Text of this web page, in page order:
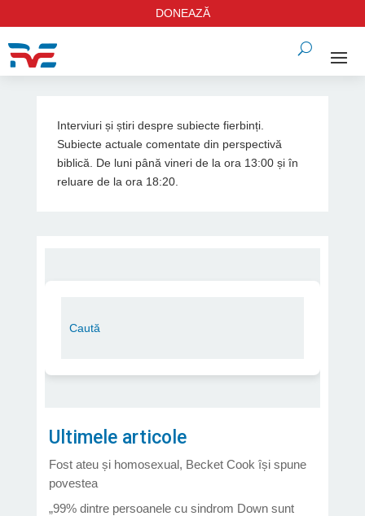
DONEAZĂ
Interviuri și știri despre subiecte fierbinți.
Subiecte actuale comentate din perspectivă
biblică. De luni până vineri de la ora 13:00 și în
reluare de la ora 18:20.
Ultimele articole
Fost ateu și homosexual, Becket Cook își spune
povestea
„99% dintre persoanele cu sindrom Down sunt